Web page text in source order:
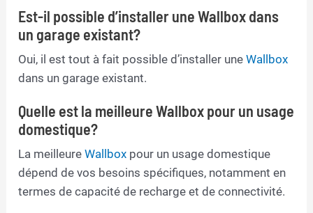
Est-il possible d’installer une Wallbox dans
un garage existant?
Oui, il est tout à fait possible d’installer uneWallbox
dans un garage existant.
Quelle est la meilleure Wallbox pour un usage
domestique?
La meilleureWallbox pour un usage domestique
dépend de vos besoins spécifiques, notamment en
termes de capacité de recharge et de connectivité.